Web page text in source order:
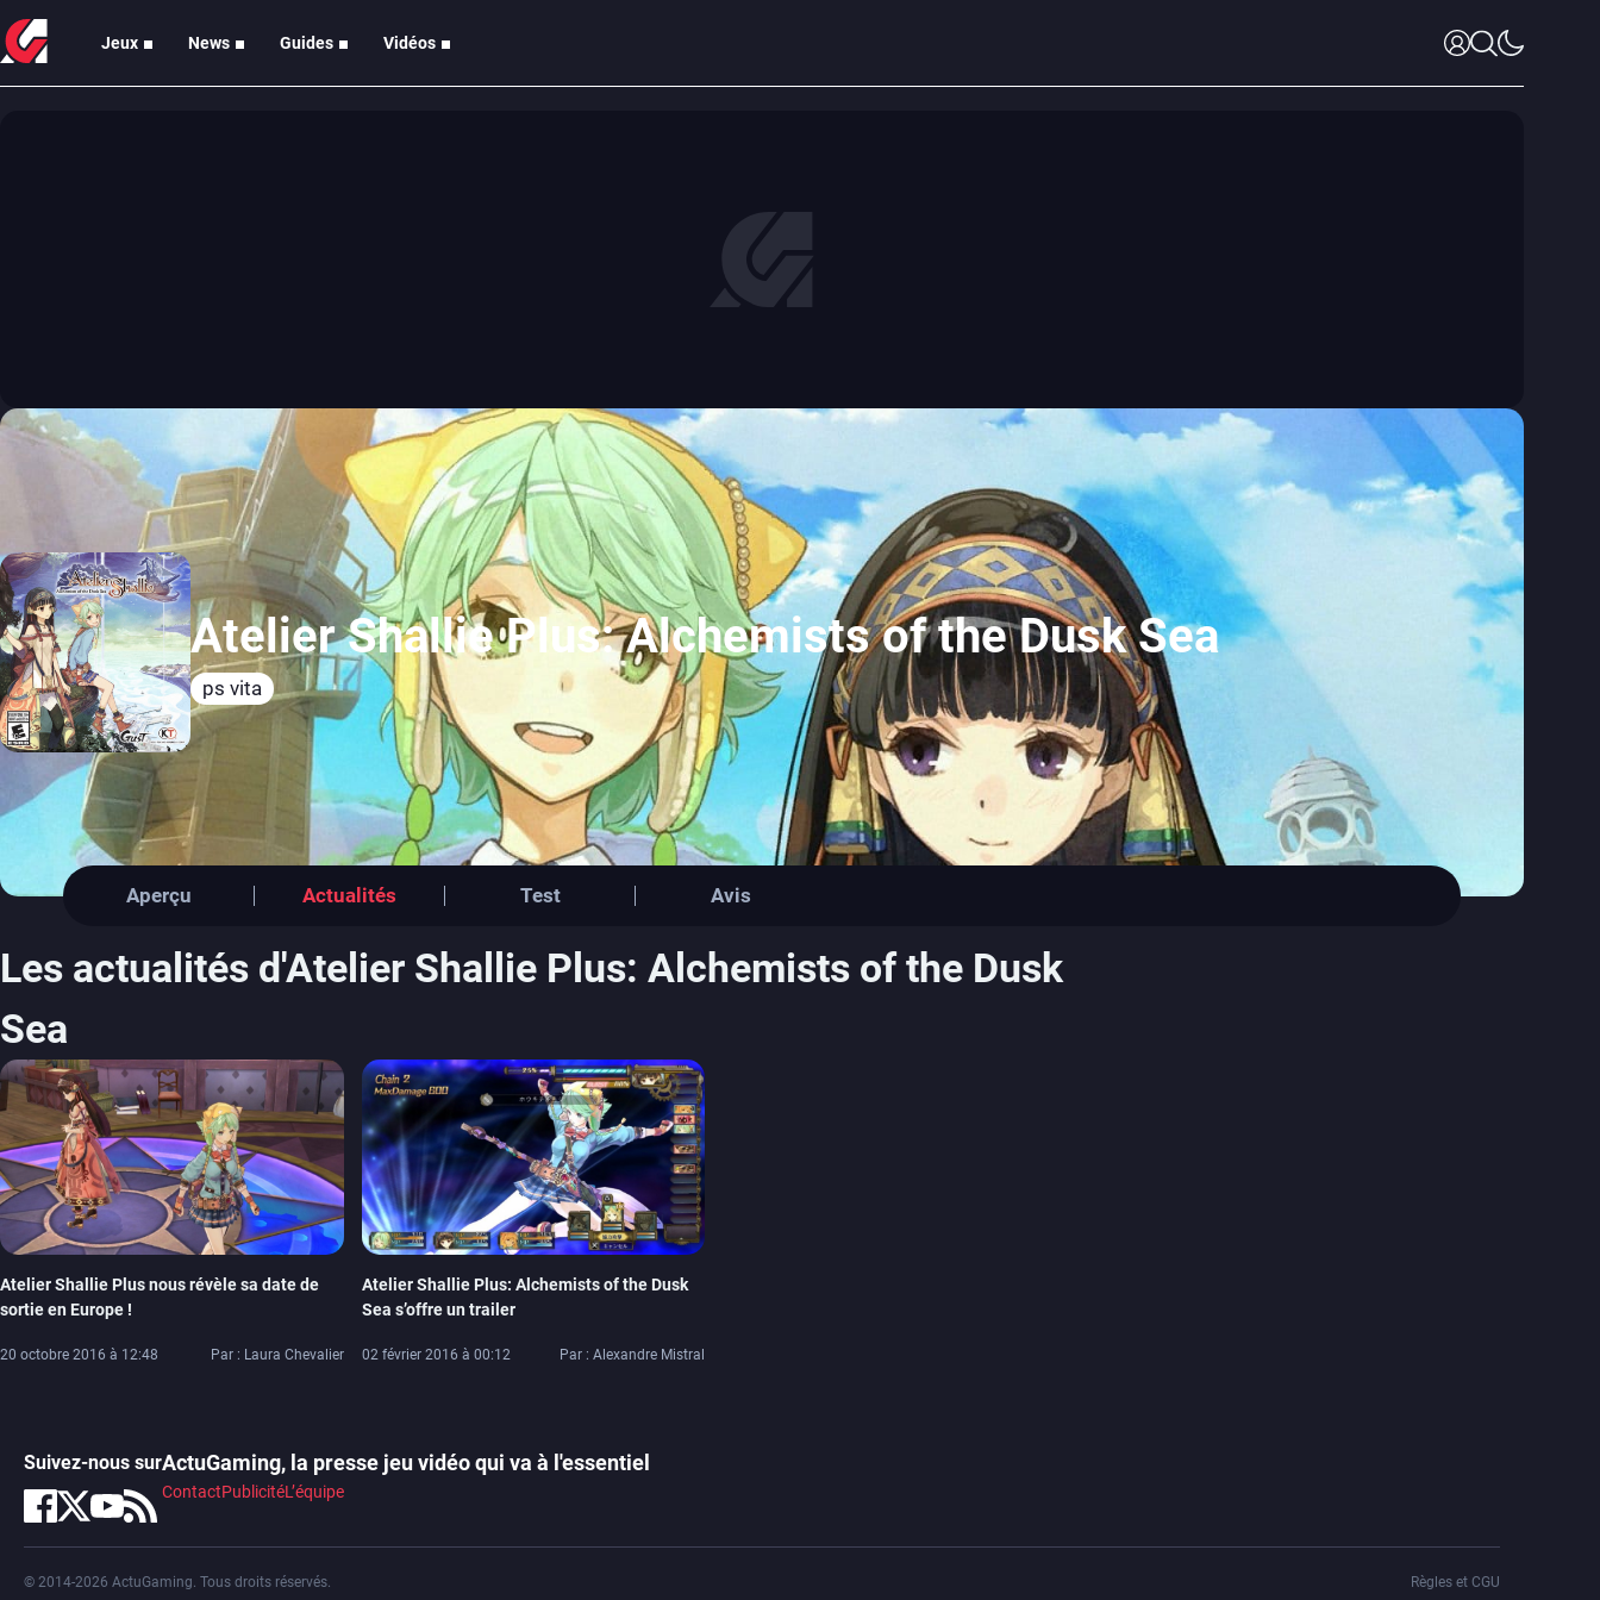
Jeux News Guides Vidéos
Atelier Shallie Plus: Alchemists of the Dusk Sea
ps vita
Aperçu Actualités Test Avis
Les actualités d'Atelier Shallie Plus: Alchemists of the Dusk
Sea
Atelier Shallie Plus nous révèle sa date de
sortie en Europe !
20 octobre 2016 à 12:48 Par : Laura Chevalier
Atelier Shallie Plus: Alchemists of the Dusk
Sea s’offre un trailer
02 février 2016 à 00:12 Par : Alexandre Mistral
Suivez-nous surActuGaming, la presse jeu vidéo qui va à l'essentiel
ContactPublicitéL’équipe
© 2014-2026 ActuGaming. Tous droits réservés. Règles et CGU